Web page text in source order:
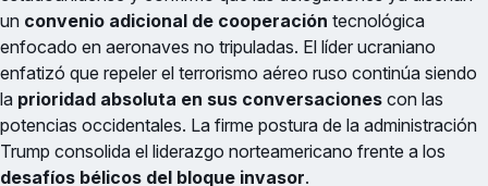
un convenio adicional de cooperación tecnológica
enfocado en aeronaves no tripuladas. El líder ucraniano
enfatizó que repeler el terrorismo aéreo ruso continúa siendo
la prioridad absoluta en sus conversaciones con las
potencias occidentales. La firme postura de la administración
Trump consolida el liderazgo norteamericano frente a los
desafíos bélicos del bloque invasor.